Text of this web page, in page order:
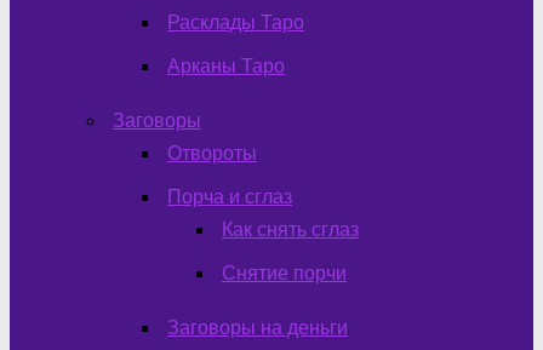
Расклады Таро
Арканы Таро
Заговоры
Отвороты
Порча и сглаз
Как снять сглаз
Снятие порчи
Заговоры на деньги